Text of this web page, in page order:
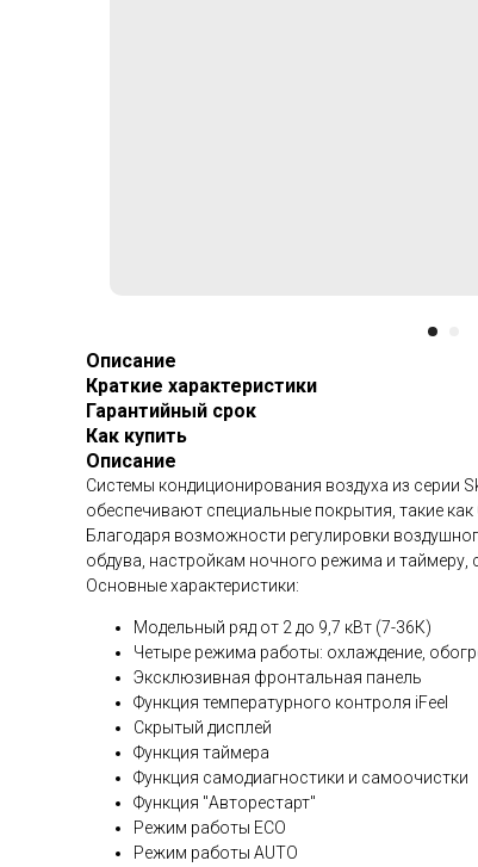
Описание
Краткие характеристики
Гарантийный срок
Как купить
Описание
Системы кондиционирования воздуха из
обеспечивают специальные покрытия, такие
Благодаря возможности регулировки
обдува, настройкам ночного режима и таймеру,
Основные характеристики:
Модельный ряд от 2 до 9,7 кВт (7-36К)
Четыре режима работы: охлаждение,
Эксклюзивная фронтальная панель
Функция температурного контроля iFeel
Скрытый дисплей
Функция таймера
Функция самодиагностики и самоочистки
Функция "Авторестарт"
Режим работы ECO
Режим работы AUTO